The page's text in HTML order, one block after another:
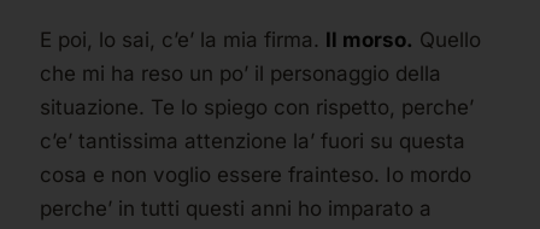
E poi, lo sai, c’e’ la mia firma. Il morso. Quello
che mi ha reso un po’ il personaggio della
situazione. Te lo spiego con rispetto, perche’
c’e’ tantissima attenzione la’ fuori su questa
cosa e non voglio essere frainteso. Io mordo
perche’ in tutti questi anni ho imparato a